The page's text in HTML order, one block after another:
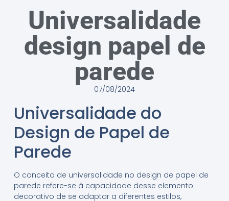
Universalidade
design papel de
parede
07/08/2024
Universalidade do
Design de Papel de
Parede
O conceito de universalidade no design de papel de
parede refere-se à capacidade desse elemento
decorativo de se adaptar a diferentes estilos,